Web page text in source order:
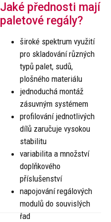
Jaké přednosti mají
paletové regály?
široké spektrum využití
pro skladování různých
typů palet, sudů,
plošného materiálu
jednoduchá montáž
zásuvným systémem
profilování jednotlivých
dílů zaručuje vysokou
stabilitu
variabilita a množství
doplňkového
příslušenství
napojování regálových
modulů do souvislých
řad